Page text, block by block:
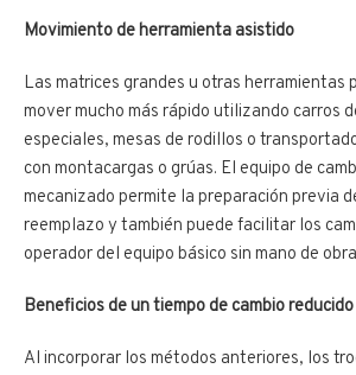
Movimiento de herramienta asistido
Las matrices grandes u otras herramientas
mover mucho más rápido utilizando carros
especiales, mesas de rodillos o
con montacargas o grúas. El equipo de
mecanizado permite la preparación previa
reemplazo y también puede facilitar los
operador del equipo básico sin mano de
Beneficios de un tiempo de cambio reducido
Al incorporar los métodos anteriores, los